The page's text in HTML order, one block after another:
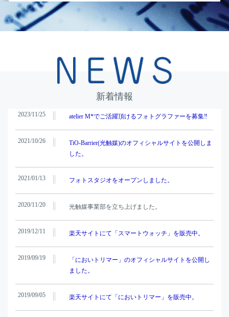
新着情報
2023/11/25 atelier M*でご活躍頂けるフォトグラファーを募集‼
2021/10/26
TiO-Barrier(光触媒)のオフィシャルサイトを公開しま
した。
2021/01/13 フォトスタジオをオープンしました。
2020/11/20 光触媒事業部を立ち上げました。
2019/12/11 楽天サイトにて「スマートウォッチ」を販売中。
2019/09/19
「においトリマー」のオフィシャルサイトを公開し
ました。
2019/09/05 楽天サイトにて「においトリマー」を販売中。